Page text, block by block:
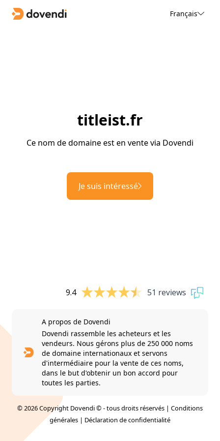
Français
titleist.fr
Ce nom de domaine est en vente via Dovendi
Je suis intéressé
9.4 51 reviews
A propos de Dovendi
Dovendi rassemble les acheteurs et les
vendeurs. Nous gérons plus de 250 000 noms
de domaine internationaux et servons
d'intermédiaire pour la vente de ces noms,
dans le but d'obtenir un bon accord pour
toutes les parties.
© 2026 Copyright Dovendi © - tous droits réservés | Conditions
générales | Déclaration de confidentialité